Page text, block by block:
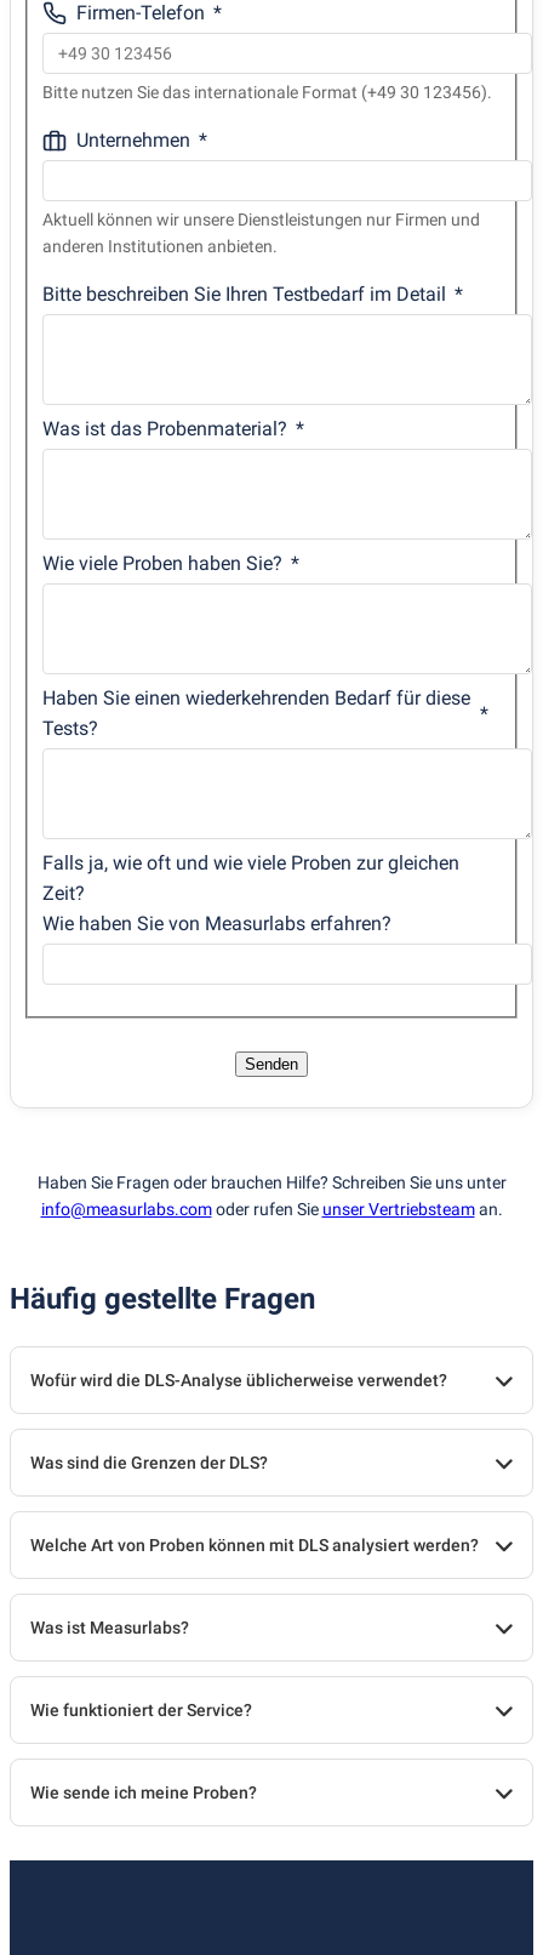
Firmen-Telefon
Bitte nutzen Sie das internationale Format (+49 30 123456).
Unternehmen
Aktuell können wir unsere Dienstleistungen nur Firmen und
anderen Institutionen anbieten.
Bitte beschreiben Sie Ihren Testbedarf im Detail
Was ist das Probenmaterial?
Wie viele Proben haben Sie?
Haben Sie einen wiederkehrenden Bedarf für diese
Tests?
Falls ja, wie oft und wie viele Proben zur gleichen
Zeit?
Wie haben Sie von Measurlabs erfahren?
Senden
Haben Sie Fragen oder brauchen Hilfe? Schreiben Sie uns unter
info@measurlabs.comoder rufen Sie unser Vertriebsteaman.
Häufig gestellte Fragen
Wofür wird die DLS-Analyse üblicherweise verwendet?
Was sind die Grenzen der DLS?
Welche Art von Proben können mit DLS analysiert werden?
Was ist Measurlabs?
Wie funktioniert der Service?
Wie sende ich meine Proben?